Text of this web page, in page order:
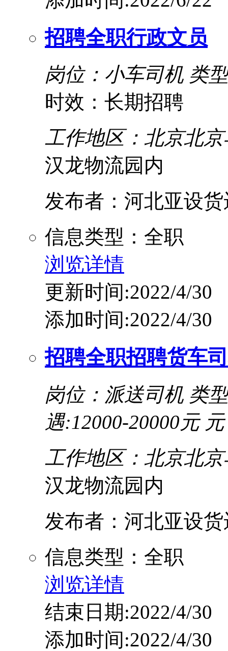
招聘全职行政文员
岗位：小车司机 类
时效：长期招聘
工作地区：北京北
汉龙物流园内
发布者：河北亚设
信息类型：全职
浏览详情
更新时间:2022/4/30
添加时间:2022/4/30
招聘全职招聘货车
岗位：派送司机 类
遇:12000-20000元 元
工作地区：北京北
汉龙物流园内
发布者：河北亚设
信息类型：全职
浏览详情
结束日期:2022/4/30
添加时间:2022/4/30